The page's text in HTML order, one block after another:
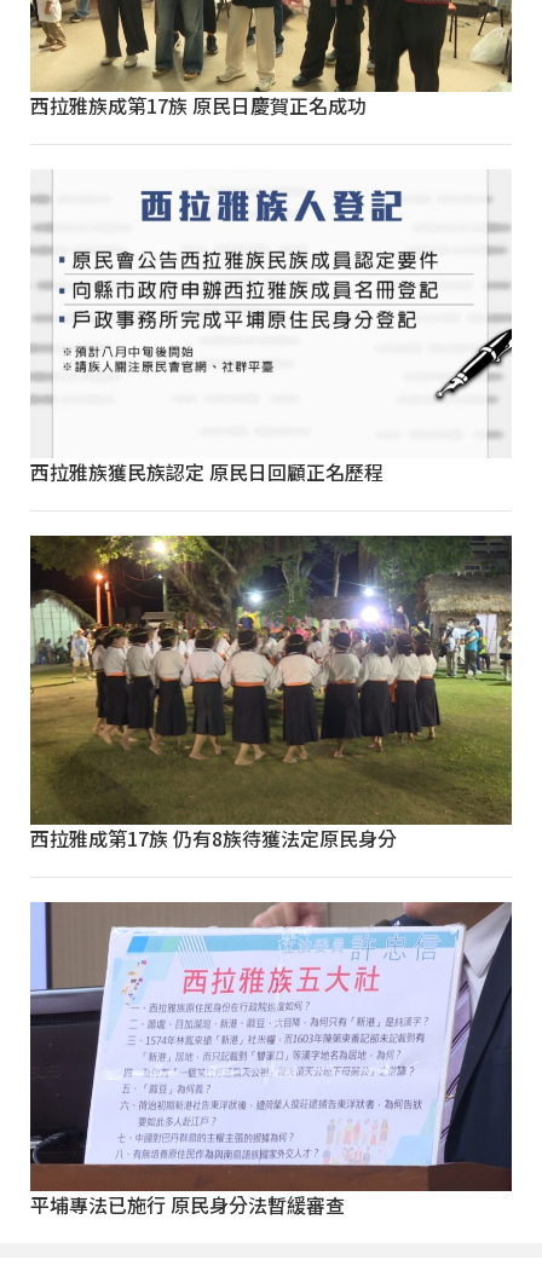
西拉雅族成第17族 原民日慶賀正名成功
西拉雅族獲民族認定 原民日回顧正名歷程
西拉雅成第17族 仍有8族待獲法定原民身分
平埔專法已施行 原民身分法暫緩審查